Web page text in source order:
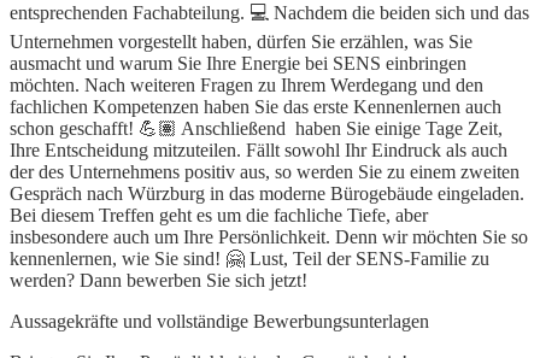
entsprechenden Fachabteilung. 💻 Nachdem die beiden sich und das
Unternehmen vorgestellt haben, dürfen Sie erzählen, was Sie
ausmacht und warum Sie Ihre Energie bei SENS einbringen
möchten. Nach weiteren Fragen zu Ihrem Werdegang und den
fachlichen Kompetenzen haben Sie das erste Kennenlernen auch
schon geschafft! 💪🏽 Anschließend haben Sie einige Tage Zeit,
Ihre Entscheidung mitzuteilen. Fällt sowohl Ihr Eindruck als auch
der des Unternehmens positiv aus, so werden Sie zu einem zweiten
Gespräch nach Würzburg in das moderne Bürogebäude eingeladen.
Bei diesem Treffen geht es um die fachliche Tiefe, aber
insbesondere auch um Ihre Persönlichkeit. Denn wir möchten Sie so
kennenlernen, wie Sie sind! 🤗 Lust, Teil der SENS-Familie zu
werden? Dann bewerben Sie sich jetzt!
Aussagekräfte und vollständige Bewerbungsunterlagen